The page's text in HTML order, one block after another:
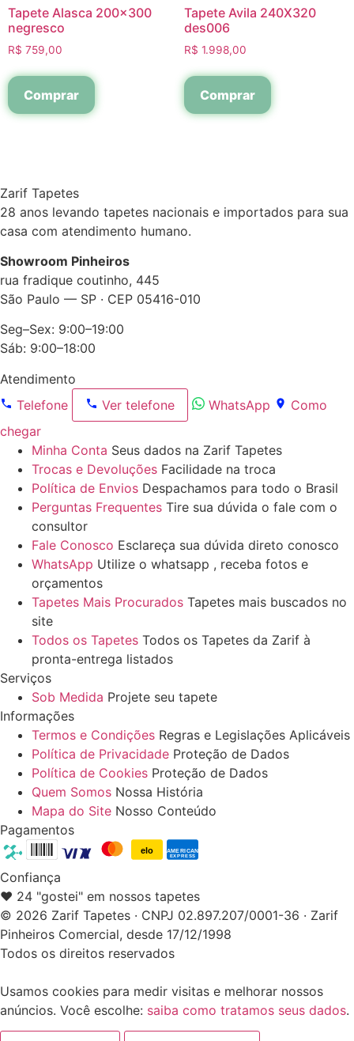
Tapete Alasca 200×300
negresco
R$ 759,00
Comprar
Tapete Avila 240X320
des006
R$ 1.998,00
Comprar
Zarif Tapetes
28 anos levando tapetes nacionais e importados para sua
casa com atendimento humano.
Showroom Pinheiros
rua fradique coutinho, 445
São Paulo — SP · CEP 05416-010
Seg–Sex: 9:00–19:00
Sáb: 9:00–18:00
Atendimento
Telefone
Ver telefone WhatsApp
Como
chegar
Minha Conta Seus dados na Zarif Tapetes
Trocas e Devoluções Facilidade na troca
Política de Envios Despachamos para todo o Brasil
Perguntas Frequentes Tire sua dúvida o fale com o
consultor
Fale Conosco Esclareça sua dúvida direto conosco
WhatsApp Utilize o whatsapp , receba fotos e
orçamentos
Tapetes Mais Procurados Tapetes mais buscados no
site
Todos os Tapetes Todos os Tapetes da Zarif à
pronta-entrega listados
Serviços
Sob Medida Projete seu tapete
Informações
Termos e Condições Regras e Legislações Aplicáveis
Política de Privacidade Proteção de Dados
Política de Cookies Proteção de Dados
Quem Somos Nossa História
Mapa do Site Nosso Conteúdo
Pagamentos
elo AMERICAN
EXPRESS
Confiança
❤️ 24 "gostei" em nossos tapetes
© 2026 Zarif Tapetes · CNPJ 02.897.207/0001-36 · Zarif
Pinheiros Comercial, desde 17/12/1998
Todos os direitos reservados
Usamos cookies para medir visitas e melhorar nossos
anúncios. Você escolhe: saiba como tratamos seus dados.